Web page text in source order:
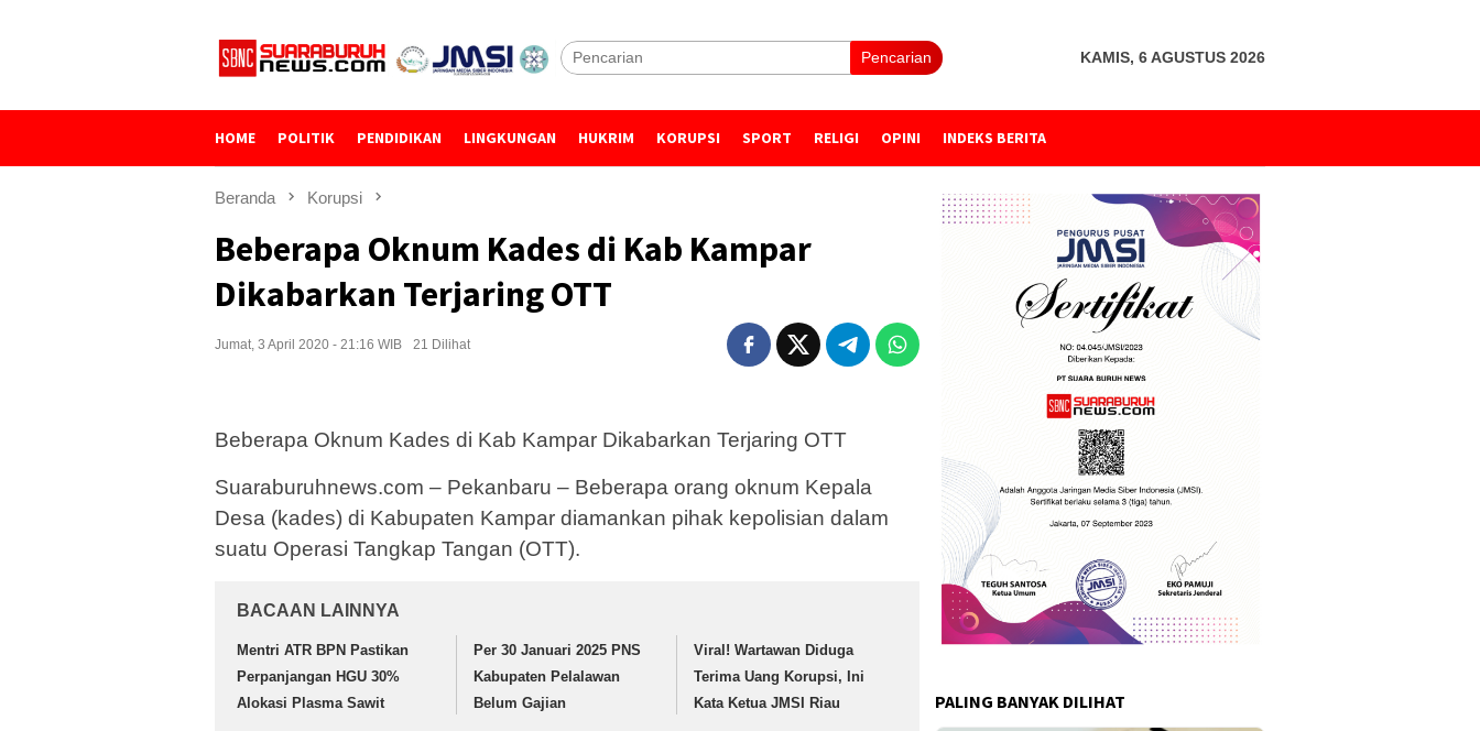
Pencarian KAMIS, 6 AGUSTUS 2026
HOME POLITIK PENDIDIKAN LINGKUNGAN HUKRIM KORUPSI SPORT RELIGI OPINI INDEKS BERITA
Beranda Korupsi
Beberapa Oknum Kades di Kab Kampar
Dikabarkan Terjaring OTT
Jumat, 3 April 2020 - 21:16 WIB 21 Dilihat
Beberapa Oknum Kades di Kab Kampar Dikabarkan Terjaring OTT
Suaraburuhnews.com – Pekanbaru – Beberapa orang oknum Kepala
Desa (kades) di Kabupaten Kampar diamankan pihak kepolisian dalam
suatu Operasi Tangkap Tangan (OTT).
BACAAN LAINNYA
Mentri ATR BPN Pastikan
Perpanjangan HGU 30%
Alokasi Plasma Sawit
Per 30 Januari 2025 PNS
Kabupaten Pelalawan
Belum Gajian
Viral! Wartawan Diduga
Terima Uang Korupsi, Ini
Kata Ketua JMSI Riau
PALING BANYAK DILIHAT